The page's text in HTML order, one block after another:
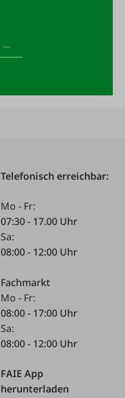
Telefonisch erreichbar:
Mo - Fr:
07:30 - 17.00 Uhr
Sa:
08:00 - 12:00 Uhr
Fachmarkt
Mo - Fr:
08:00 - 17:00 Uhr
Sa:
08:00 - 12:00 Uhr
FAIE App
herunterladen